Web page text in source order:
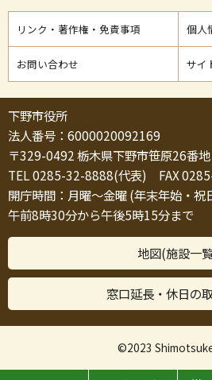
リンク・著作権・免責事項 個人
お問い合わせ サイ
下野市役所
法人番号：6000020092169
〒329-0492 栃木県下野市笹原26番地
TEL 0285-32-8888(代表) FAX
開庁時間：月曜～金曜 (年末年始・祝
午前8時30分から午後5時15分まで
地図(施設一
窓口延長・休日の
©2023